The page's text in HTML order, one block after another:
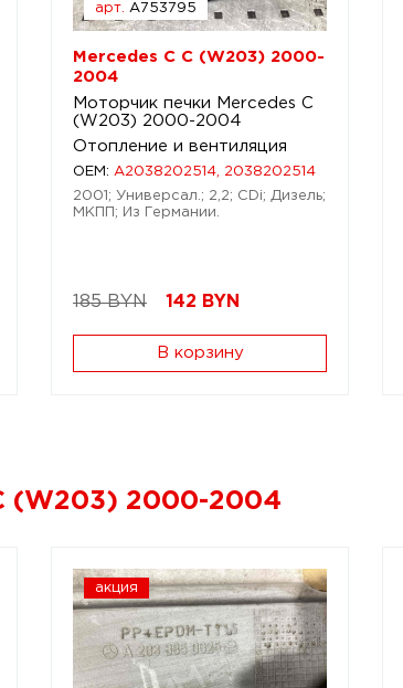
арт. A753795
Mercedes C C (W203) 2000-
2004
Моторчик печки Mercedes C
(W203) 2000-2004
Отопление и вентиляция
OEM: A2038202514, 2038202514
2001; Универсал.; 2,2; CDi; Дизель;
МКПП; Из Германии.
185 BYN 142 BYN
В корзину
(W203) 2000-2004
акция